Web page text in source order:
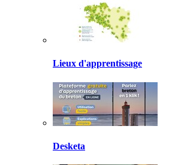
Lieux d'apprentissage
Desketa